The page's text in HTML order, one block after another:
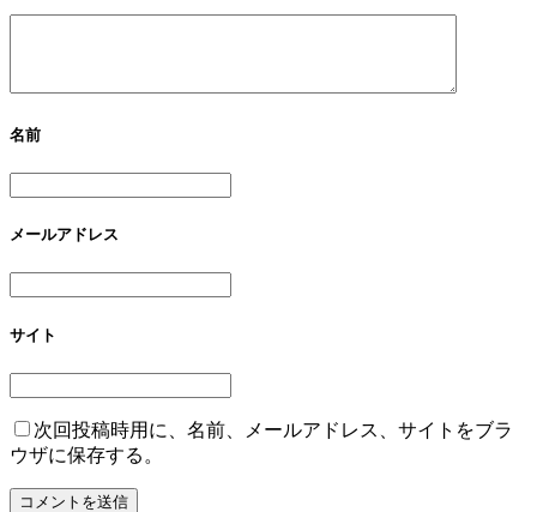
名前
メールアドレス
サイト
次回投稿時用に、名前、メールアドレス、サイトをブラ
ウザに保存する。